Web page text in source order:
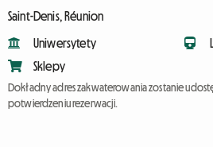
Saint-Denis, Réunion
Uniwersytety
Sklepy
Dokładny adres zakwaterowania zostanie
potwierdzeniu rezerwacji.